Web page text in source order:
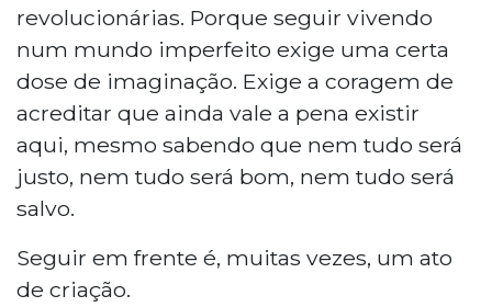
revolucionárias. Porque seguir vivendo
num mundo imperfeito exige uma certa
dose de imaginação. Exige a coragem de
acreditar que ainda vale a pena existir
aqui, mesmo sabendo que nem tudo será
justo, nem tudo será bom, nem tudo será
salvo.
Seguir em frente é, muitas vezes, um ato
de criação.